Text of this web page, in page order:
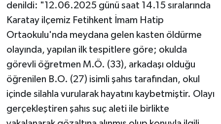
denildi: "12.06.2025 günü saat 14.15 sıralarında
Karatay ilçemiz Fetihkent İmam Hatip
Ortaokulu'nda meydana gelen kasten öldürme
olayında, yapılan ilk tespitlere göre; okulda
görevli öğretmen M.Ö. (33), arkadaşı olduğu
öğrenilen B.O. (27) isimli şahıs tarafından, okul
içinde silahla vurularak hayatını kaybetmiştir. Olayı
gerçekleştiren şahıs suç aleti ile birlikte